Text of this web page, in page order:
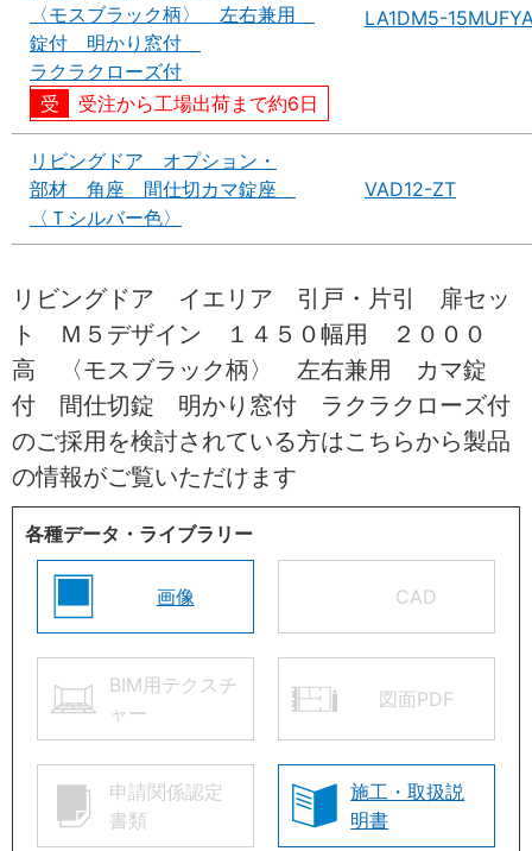
〈モスブラック柄〉 左右兼用
錠付 明かり窓付
ラクラクローズ付
受注から工場出荷まで約6日
LA1DM5-
リビングドア オプション・
部材 角座 間仕切カマ錠座
〈Ｔシルバー色〉
VAD12-ZT
リビングドア イエリア 引戸・片引 扉セッ
ト Ｍ５デザイン １４５０幅用 ２０００
高 〈モスブラック柄〉 左右兼用 カマ錠
付 間仕切錠 明かり窓付 ラクラクローズ付
のご採用を検討されている方はこちらから製品
の情報がご覧いただけます
各種データ・ライブラリー
画像 CAD
BIM用テクスチ
ャー
図面PDF
申請関係認定
書類
施工・取扱説
明書